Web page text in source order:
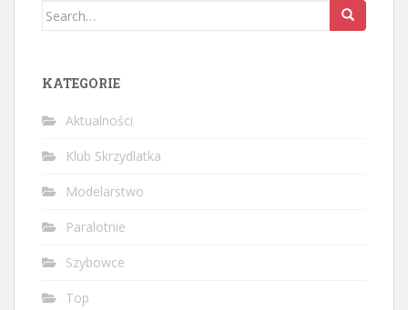
Search
KATEGORIE
Aktualności
Klub Skrzydlatka
Modelarstwo
Paralotnie
Szybowce
Top